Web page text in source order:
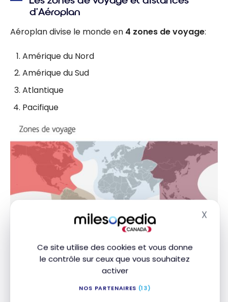
Ce site utilise des cookies et vous donne
le contrôle sur ceux que vous souhaitez
activer
NOS PARTENAIRES (13)
X
sur l’arrêt
Aéroplan et les
primes
d’Aéroplan
Aéroplan divise le monde en 4 zones de voyage:
Amérique du Nord
Amérique du Sud
Atlantique
Pacifique
Ensuite, Aéroplan subdivise chaque zone de voyage
un critère de distance en milles:
distance parcourue sera élevée, plus le coût en